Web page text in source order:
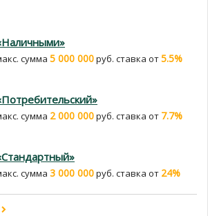
сумма 5 000 000руб. cтавка от5.5%
сумма 2 000 000руб. cтавка от 7.7%
сумма 3 000 000руб. cтавка от 24%